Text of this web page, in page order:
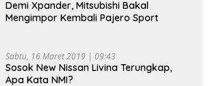
Demi Xpander, Mitsubishi Bakal
Mengimpor Kembali Pajero Sport
Sabtu, 16 Maret 2019 | 09:43
Sosok New Nissan Livina Terungkap,
Apa Kata NMI?